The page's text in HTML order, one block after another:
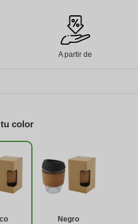
A partir de
color
Negro